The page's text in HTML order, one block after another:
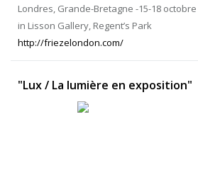
Londres, Grande-Bretagne -15-18 octobre
in Lisson Gallery, Regent’s Park
http://friezelondon.com/
"Lux / La lumière en exposition"